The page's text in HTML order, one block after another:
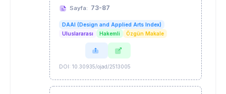
Sayfa: 73-87
DAAI (Design and Applied Arts Index)
Uluslararası
Hakemli Özgün Makale
DOI: 10.30935/ojad/2513005